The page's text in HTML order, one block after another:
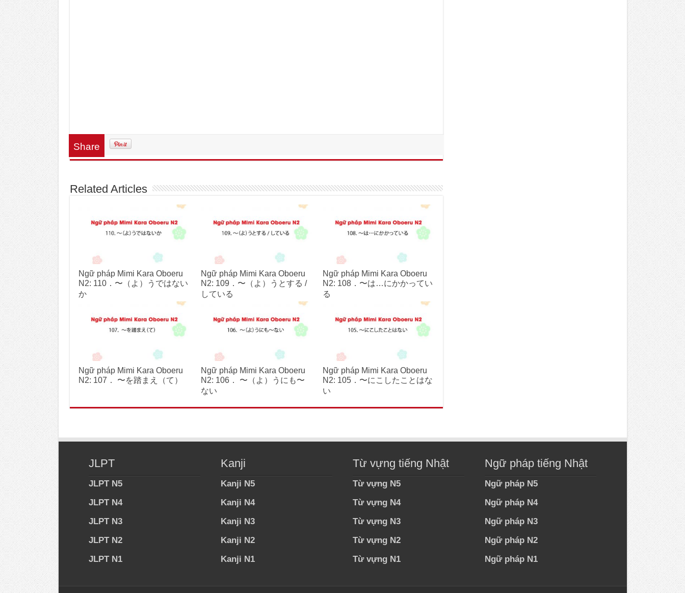
Share
Related Articles
Ngữ pháp Mimi Kara Oboeru
N2: 110．〜（よ）うではない
か
Ngữ pháp Mimi Kara Oboeru
N2: 109．〜（よ）うとする /
している
Ngữ pháp Mimi Kara Oboeru
N2: 108．〜は…にかかってい
る
Ngữ pháp Mimi Kara Oboeru
N2: 107． 〜を踏まえ（て）
Ngữ pháp Mimi Kara Oboeru
N2: 106． 〜（よ）うにも〜
ない
Ngữ pháp Mimi Kara Oboeru
N2: 105．〜にこしたことはな
い
JLPT
JLPT N5
JLPT N4
JLPT N3
JLPT N2
JLPT N1
Kanji
Kanji N5
Kanji N4
Kanji N3
Kanji N2
Kanji N1
Từ vựng tiếng Nhật
Từ vựng N5
Từ vựng N4
Từ vựng N3
Từ vựng N2
Từ vựng N1
Ngữ pháp tiếng Nhật
Ngữ pháp N5
Ngữ pháp N4
Ngữ pháp N3
Ngữ pháp N2
Ngữ pháp N1